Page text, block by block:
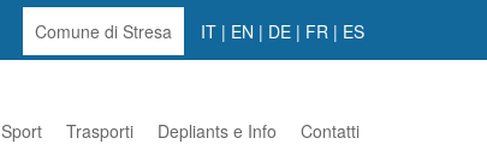
Comune di Stresa IT | EN | DE | FR | ES
Sport Trasporti Depliants e Info Contatti